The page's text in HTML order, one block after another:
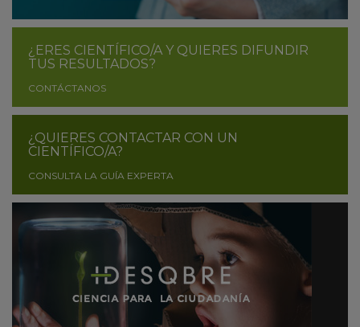
¿ERES CIENTÍFICO/A Y QUIERES DIFUNDIR
TUS RESULTADOS?
CONTÁCTANOS
¿QUIERES CONTACTAR CON UN
CIENTÍFICO/A?
CONSULTA LA GUÍA EXPERTA